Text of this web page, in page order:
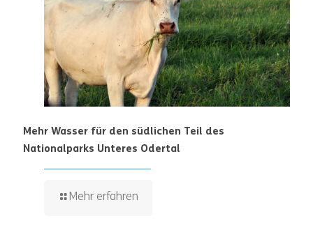
Mehr Wasser für den südlichen Teil des
Nationalparks Unteres Odertal
Mehr erfahren